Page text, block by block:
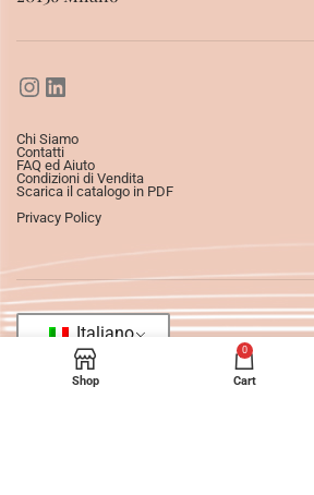
Chi Siamo
Contatti
FAQ ed Aiuto
Condizioni di Vendita
Scarica il catalogo in PDF
Privacy Policy
Italiano
Shop
0
Cart